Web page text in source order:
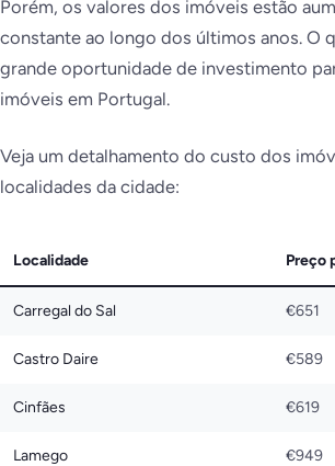
Porém, os valores dos imóveis estão
constante ao longo dos últimos anos. O
grande oportunidade de investimento
imóveis em Portugal.
Veja um detalhamento do custo dos
localidades da cidade:
Localidade Preço
Carregal do Sal €651
Castro Daire €589
Cinfães €619
Lamego €949